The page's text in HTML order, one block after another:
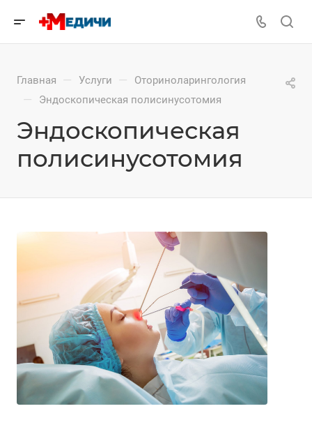
Главная — Услуги — Оториноларингология
— Эндоскопическая полисинусотомия
Эндоскопическая
полисинусотомия